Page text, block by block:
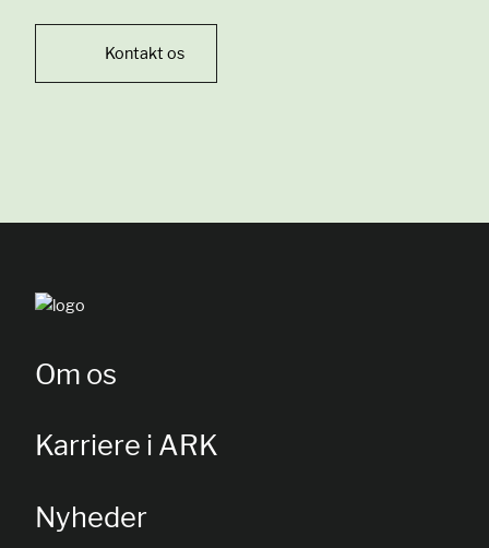
Kontakt os
Om os
Karriere i ARK
Nyheder